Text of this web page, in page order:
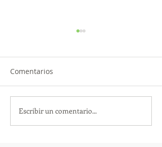
¡Acapulco y Guerrero se
Visten de Fiesta!
Comentarios
Escribir un comentario...